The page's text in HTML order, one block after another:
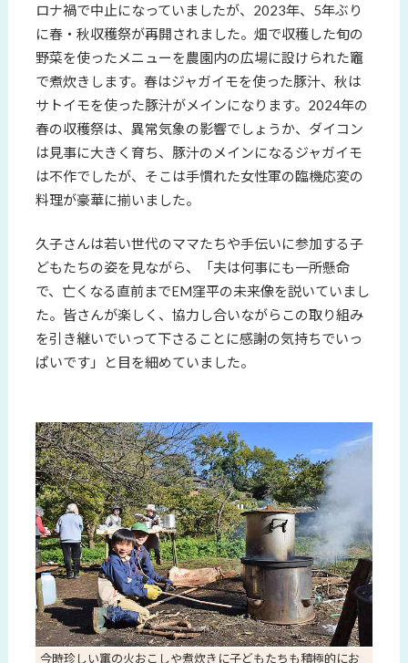
ロナ禍で中止になっていましたが、2023年、5年ぶり
に春・秋収穫祭が再開されました。畑で収穫した旬の
野菜を使ったメニューを農園内の広場に設けられた竈
で煮炊きします。春はジャガイモを使った豚汁、秋は
サトイモを使った豚汁がメインになります。2024年の
春の収穫祭は、異常気象の影響でしょうか、ダイコン
は見事に大きく育ち、豚汁のメインになるジャガイモ
は不作でしたが、そこは手慣れた女性軍の臨機応変の
料理が豪華に揃いました。
久子さんは若い世代のママたちや手伝いに参加する子
どもたちの姿を見ながら、「夫は何事にも一所懸命
で、亡くなる直前までEM窪平の未来像を説いていまし
た。皆さんが楽しく、協力し合いながらこの取り組み
を引き継いでいって下さることに感謝の気持ちでいっ
ぱいです」と目を細めていました。
今時珍しい竃の火おこしや煮炊きに子どもたちも積極的にお